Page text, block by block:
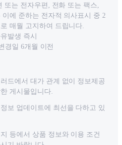
또는 전자우편, 전화 또는 팩스,
이에 준하는 전자적 의사표시 중 2
매월 고지하여 드립니다.
발생 즉시
경일 6개월 이전
드에서 대가 관계 없이 정보제공
게시물입니다.
보 업데이트에 최선을 다하고 있
등에서 상품 정보와 이용 조건